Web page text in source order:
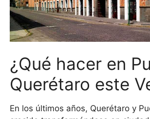
¿Qué hacer en
Querétaro este
En los últimos años, Querétaro y